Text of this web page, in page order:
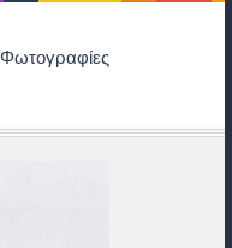
Φωτογραφίες